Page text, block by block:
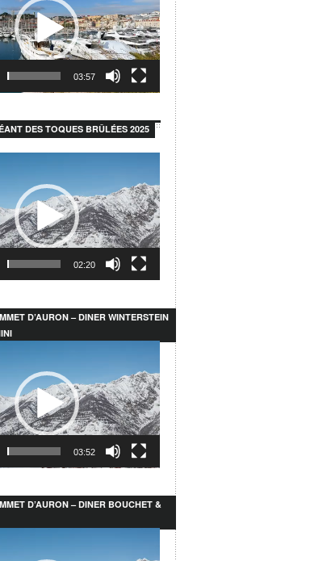
03:57
DES TOQUES BRÛLÉES 2025
02:20
D’AURON – DINER WINTERSTEIN
03:52
D’AURON – DINER BOUCHET &